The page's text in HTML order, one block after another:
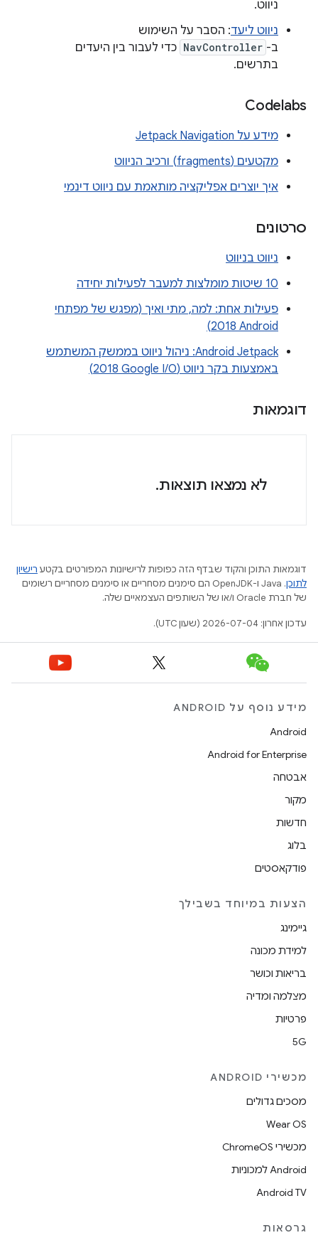
ניווט.
ניווט ליעד: הסבר על השימוש
ב- NavController כדי לעבור בין היעדים
בתרשים.
Codelabs
מידע על Jetpack Navigation
מקטעים (fragments) ורכיב הניווט
איך יוצרים אפליקציה מותאמת עם ניווט דינמי
סרטונים
ניווט בניווט
10 שיטות מומלצות למעבר לפעילות יחידה
פעילות אחת: למה, מתי ואיך (מפגש של מפתחי
Android‏ 2018)
Android Jetpack: ניהול ניווט בממשק המשתמש
באמצעות בקר ניווט (Google I/O‏ 2018)
דוגמאות
לא נמצאו תוצאות.
דוגמאות התוכן והקוד שבדף הזה כפופות לרישיונות המפורטים בקטע רישיון
לתוכן
.‏ Java ו-OpenJDK הם סימנים מסחריים או סימנים מסחריים רשומים
של חברת Oracle ו/או של השותפים העצמאיים שלה.
עדכון אחרון: 2026-07-04 (שעון UTC).
מידע נוסף על ANDROID
Android
Android for Enterprise
אבטחה
מקור
חדשות
בלוג
פודקאסטים
הצעות במיוחד בשבילך
גיימינג
למידת מכונה
בריאות וכושר
מצלמה ומדיה
פרטיות
5G
מכשירי ANDROID
מסכים גדולים
Wear OS
מכשירי ChromeOS
Android למכוניות
Android TV
גרסאות